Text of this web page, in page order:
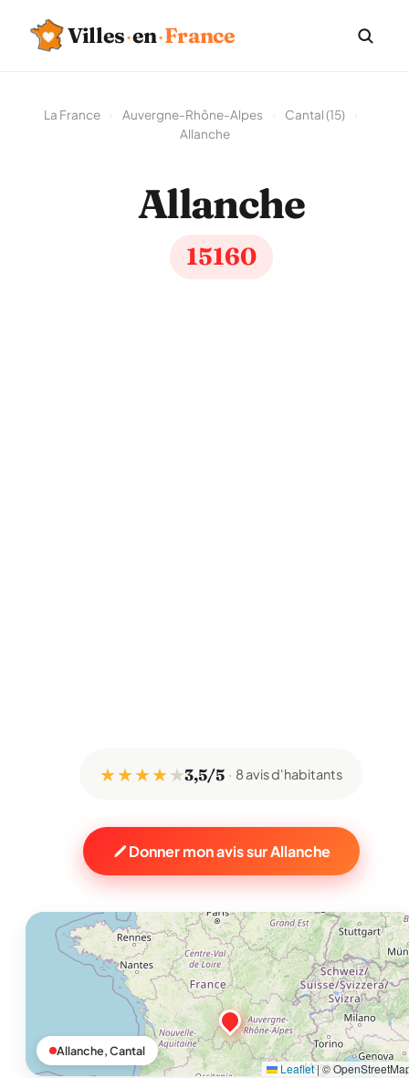
Villes·en·France
La France Auvergne-Rhône-Alpes Cantal (15)
Allanche
Allanche
15160
★ ★ ★ ★★3,5/5 8 avis d'habitants
Donner mon avis sur Allanche
Leaflet|©
Allanche, Cantal